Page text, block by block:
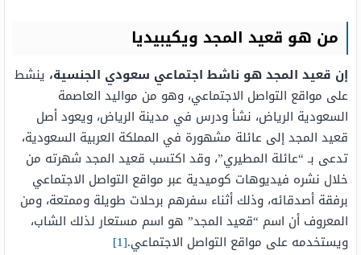
من هو قعيد المجد ويكيبيديا
إن قعيد المجد هو ناشط اجتماعي سعودي الجنسية، ينشط
على مواقع التواصل الاجتماعي، وهو من مواليد العاصمة
السعودية الرياض، نشأ ودرس في مدينة الرياض، ويعود أصل
قعيد المجد إلى عائلة مشهورة في المملكة العربية السعودية،
تدعى بـ “عائلة المطيري”، وقد اكتسب قعيد المجد شهرته من
خلال نشره فيديوهات كوميدية عبر مواقع التواصل الاجتماعي
برفقة أصدقائه، وذلك أثناء سفرهم برحلات طويلة وممتعة، ومن
المعروف أن اسم “قعيد المجد” هو اسم مستعار لذلك الشاب،
ويستخدمه على مواقع التواصل الاجتماعي.[1]